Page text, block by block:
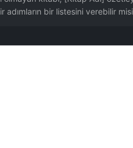
bir listesini verebilir